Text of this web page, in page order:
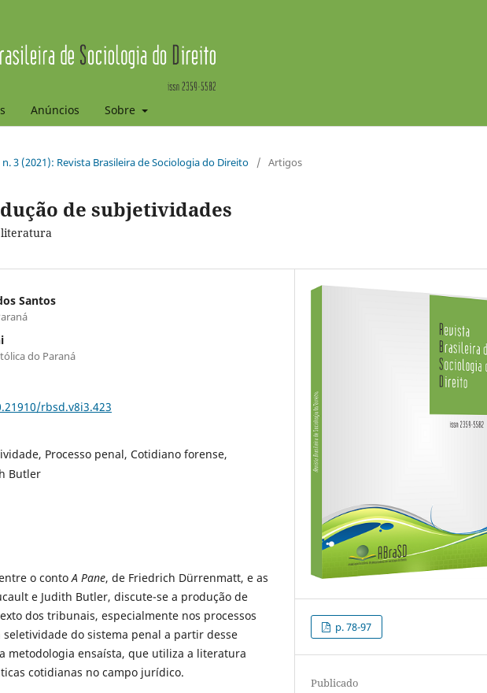
Anúncios Sobre
n. 3 (2021): Revista Brasileira de Sociologia do Direito / Artigos
de subjetividades
Santos
do Paraná
rbsd.v8i3.423
Processo penal, Cotidiano forense,
Butler
o contoA Pane, de Friedrich Dürrenmatt, e as
e Judith Butler, discute-se a produção de
dos tribunais, especialmente nos processos
do sistema penal a partir desse
metodologia ensaísta, que utiliza a literatura
cotidianas no campo jurídico.
p. 78-97
Publicado